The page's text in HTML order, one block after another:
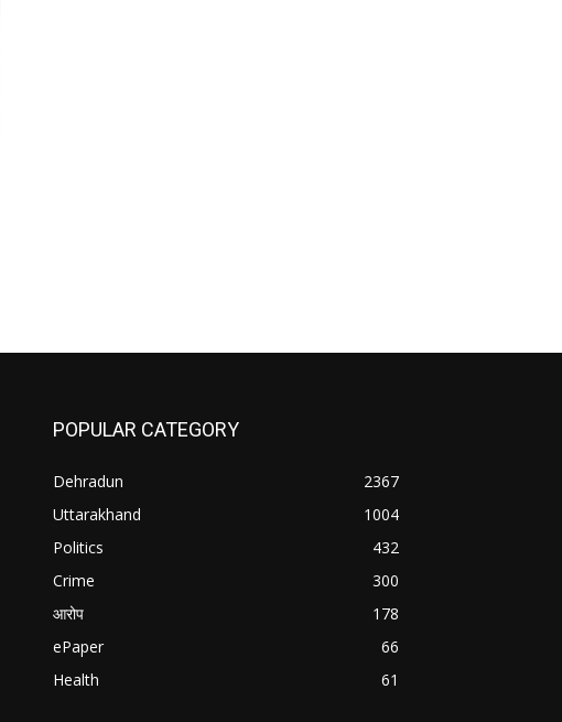
POPULAR CATEGORY
Dehradun
2367
Uttarakhand
1004
Politics
432
Crime
300
आरोप
178
ePaper
66
Health
61